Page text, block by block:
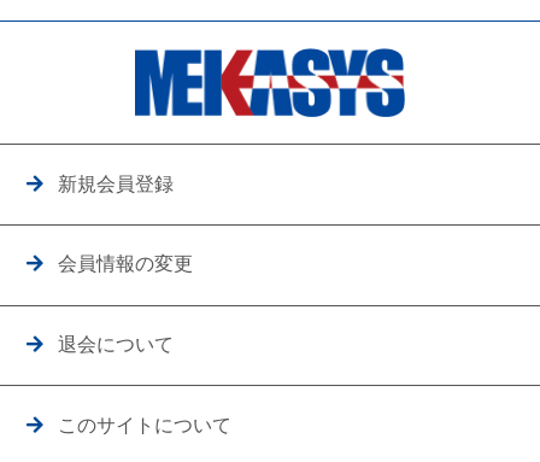
新規会員登録
会員情報の変更
退会について
このサイトについて